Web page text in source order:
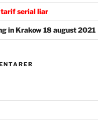
serial liar
in Krakow 18 august 2021